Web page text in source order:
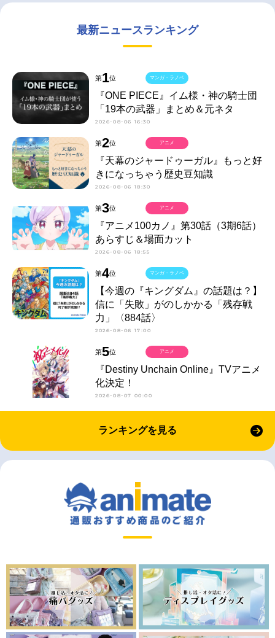
最新ニュースランキング
第1位
『ONE PIECE』イム様・神の騎士団
「19本の武器」まとめ＆元ネタ
2026-08-06 16:30
マンガ・ラノベ
第2位
『天幕のジャードゥーガル』もっと好
きになっちゃう歴史豆知識
2026-08-06 18:30
アニメ
第3位
『アニメ100カノ』第30話（3期6話）
あらすじ＆場面カット
2026-08-06 18:55
アニメ
第4位
【今週の『キングダム』の話題は？】
信に「失敗」がのしかかる「残存戦
力」〈884話〉
2026-08-06 17:00
マンガ・ラノベ
第5位
『Destiny Unchain Online』TVアニメ
化決定！
2026-08-07 00:00
アニメ
ランキングを見る